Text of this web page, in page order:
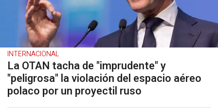
INTERNACIONAL
La OTAN tacha de "imprudente" y
"peligrosa" la violación del espacio aéreo
polaco por un proyectil ruso